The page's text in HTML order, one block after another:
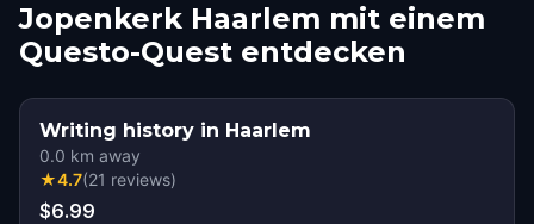
Jopenkerk Haarlem mit einem
Questo-Quest entdecken
Writing history in Haarlem
0.0 km away
★4.7(21 reviews)
$6.99